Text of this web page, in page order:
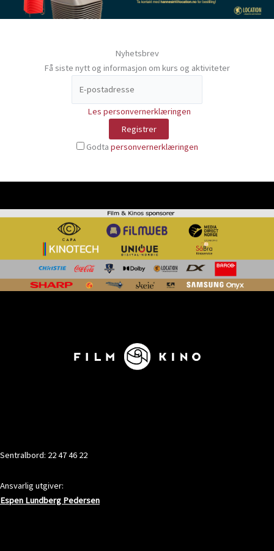
Nyhetsbrev
Få siste nytt og informasjon om kurs og aktiviteter
Les personvernerklæringen
Godta personvernerklæringen
Sentralbord: 22 47 46 22
Ansvarlig utgiver:
Espen Lundberg Pedersen